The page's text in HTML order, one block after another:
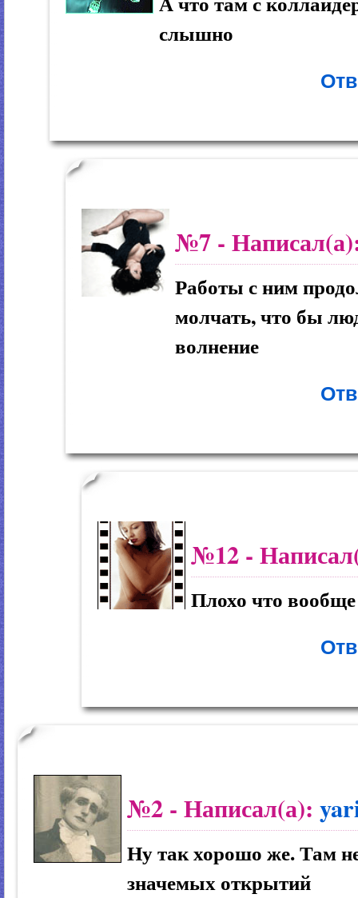
слышно
№7 -
Работы с ним
молчать, что бы
волнение
№12 -
Плохо что
№2 - Написал(а):
Ну так хорошо же. Там
значемых открытий